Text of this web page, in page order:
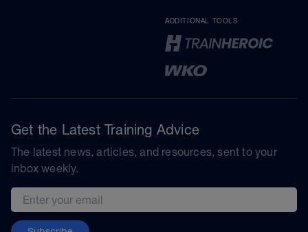
ADDITIONAL TOOLS
Get the Latest Training Advice
The latest news, articles, and resources, sent to your
inbox weekly.
Email address